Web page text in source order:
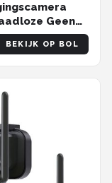
Geen
PTZ
Melding
BEKIJK OP BOL